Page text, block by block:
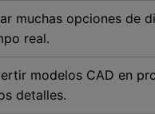
muchas opciones de
real.
modelos CAD en
detalles.